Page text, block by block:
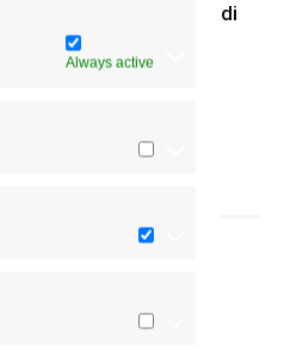
Always active
cominciato il torneo di
le parrocchie